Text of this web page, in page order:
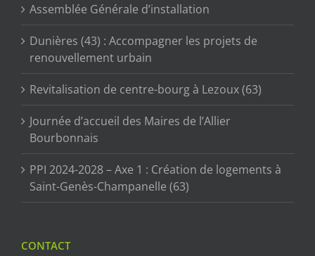
Assemblée Générale d’installation
Dunières (43) : Accompagner les projets de
renouvellement urbain
Revitalisation de centre-bourg à Lezoux (63)
Journée d’accueil des Maires de l’Allier
Bourbonnais
PPI 2024-2028 – Axe 1 : Création de logements à
Saint-Genès-Champanelle (63)
CONTACT